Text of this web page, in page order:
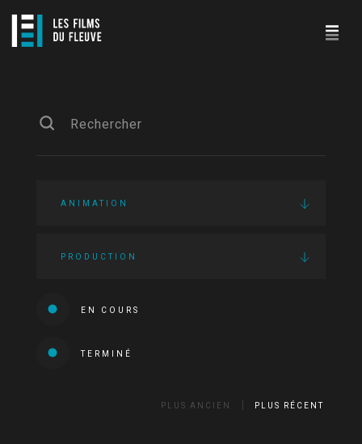
ANIMATION
PRODUCTION
EN COURS
TERMINÉ
PLUS ANCIEN PLUS RÉCENT